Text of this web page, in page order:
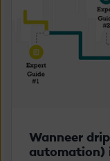
Wanneer
automation)